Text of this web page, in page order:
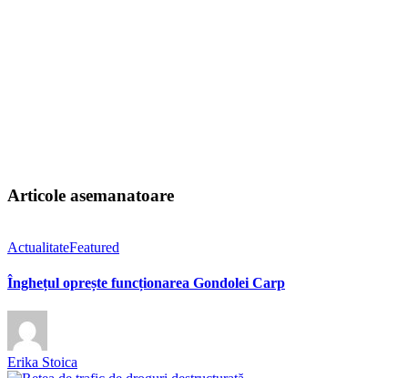
Articole asemanatoare
ActualitateFeatured
Înghețul oprește funcționarea Gondolei Carp
Erika Stoica